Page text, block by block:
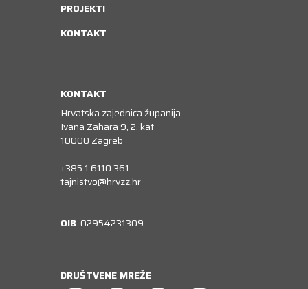
PROJEKTI
KONTAKT
KONTAKT
Hrvatska zajednica županija
Ivana Zahara 9, 2. kat
10000 Zagreb
+385 1 6110 361
tajnistvo@hrvzz.hr
OIB: 02954231309
DRUŠTVENE MREŽE